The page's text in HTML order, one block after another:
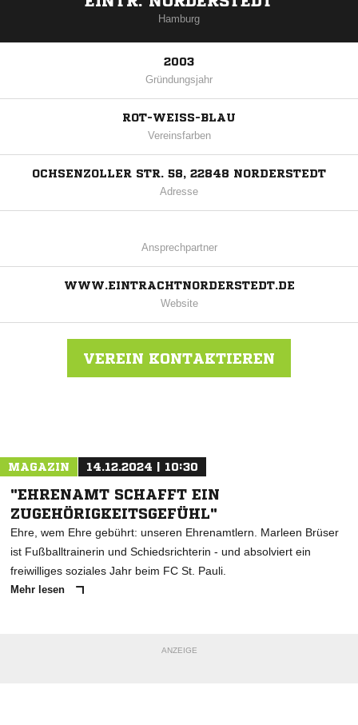
Hamburg
2003
Gründungsjahr
ROT-WEISS-BLAU
Vereinsfarben
OCHSENZOLLER STR. 58, 22848 NORDERSTEDT
Adresse
Ansprechpartner
WWW.EINTRACHTNORDERSTEDT.DE
Website
VEREIN KONTAKTIEREN
MAGAZIN 14.12.2024 | 10:30
"EHRENAMT SCHAFFT EIN
ZUGEHÖRIGKEITSGEFÜHL"
Ehre, wem Ehre gebührt: unseren Ehrenamtlern. Marleen Brüser
ist Fußballtrainerin und Schiedsrichterin - und absolviert ein
freiwilliges soziales Jahr beim FC St. Pauli.
Mehr lesen
ANZEIGE